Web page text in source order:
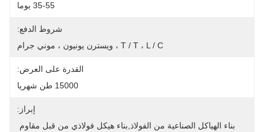
35-55 يوما
شروط الدفع:
T / T ، L / C ، ويسترن يونيون ، موني جرام
القدرة على العرض:
15000 طن شهريا
إبراز: